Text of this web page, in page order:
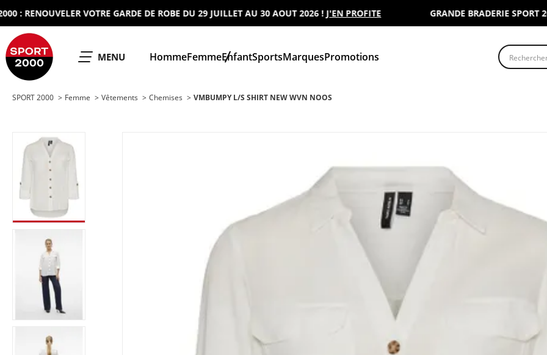
RENOUVELER VOTRE GARDE DE ROBE DU 29 JUILLET AU 30 AOUT 2026 !J'EN PROFITE GRANDE BRADERIE SPORT
OUVRIR LE
MENU HommeFemmeEnfantSportsMarquesPromotions
SPORT 2000 Femme Vêtements Chemises VMBUMPY L/S SHIRT NEW WVN NOOS